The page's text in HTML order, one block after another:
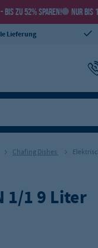
BIS ZU 52% SPAREN! NUR BIS
Lieferung
Chafing Dishes
1/1 9 Liter